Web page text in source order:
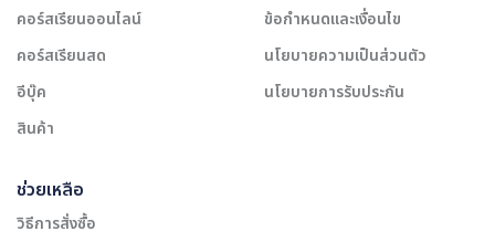
คอร์สเรียนออนไลน์
คอร์สเรียนสด
อีบุ๊ค
สินค้า
ข้อกำหนดและเงื่อนไข
นโยบายความเป็นส่วนตัว
นโยบายการรับประกัน
ช่วยเหลือ
วิธีการสั่งซื้อ